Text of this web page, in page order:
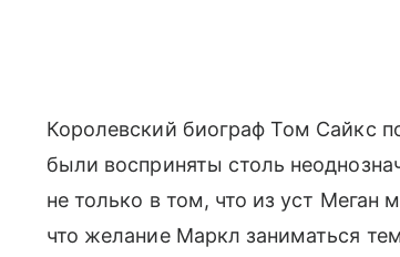
Королевский биограф Том Сайкс
были восприняты столь
не только в том, что из уст Меган
что желание Маркл заниматься